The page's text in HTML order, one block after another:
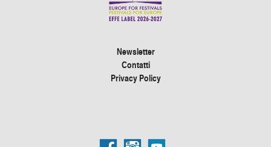
Newsletter
Contatti
Privacy Policy